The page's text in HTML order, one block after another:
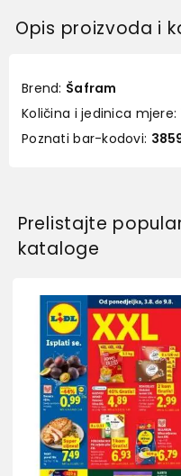
Opis proizvoda i
Brend: Šafram
Količina i jedinica mjere:
Poznati bar-kodovi:
Prelistajte
kataloge